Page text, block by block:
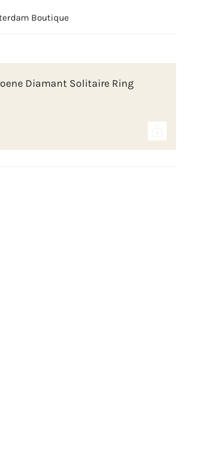
Boutique
Diamant Solitaire Ring